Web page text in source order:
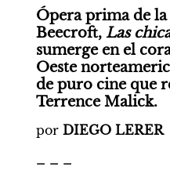
Ópera prima de la
Beecroft, Las
sumerge en el
Oeste
de puro cine que
Terrence Malick.
por DIEGO LERER